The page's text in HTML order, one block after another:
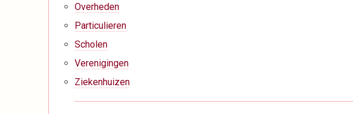
Overheden
Particulieren
Scholen
Verenigingen
Ziekenhuizen